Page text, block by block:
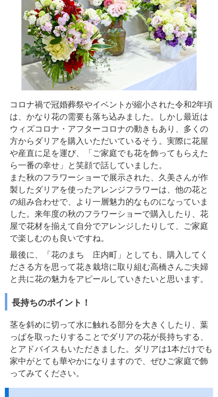
コロナ禍で冠婚葬祭やイベントが縮小された令和2年頃
は、かなり花の需要も落ち込みました。しかし最近は
ウィズコロナ・アフターコロナの動きもあり、多くの
方からダリアを購入いただいているそう。実際に花屋
や産直に足を運び、「ご家庭でも花を飾ってもらえた
ら一番の幸せ」と笑顔で話していました。
また秋のフラワーショーで展示された、久美さんが作
製したダリアを使ったアレンジフラワーは、他の花と
の組み合わせで、より一層魅力的なものになっていま
した。来年度の秋のフラワーショーで購入したり、花
屋で花材を揃えて自分でアレンジしたりして、ご家庭
で楽しむのも良いですね。
最後に、「花のまち 庄内町」としても、購入してく
ださる方を思って花き栽培に取り組む高橋さんご夫婦
と共に花の魅力をアピールしていきたいと思います。
長持ちのポイント！
茎を斜めに切って水に触れる部分を大きくしたり、葉
っぱを取ったりすることでダリアの花が長持ちする、
とアドバイスもいただきました。ダリアは1本だけでも
家中がとても華やかになりますので、ぜひご家庭で飾
ってみてください。